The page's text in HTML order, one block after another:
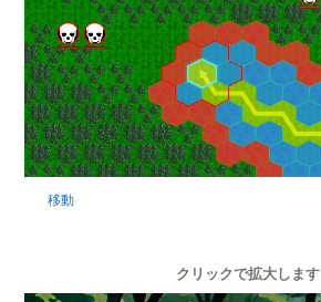
移動
クリックで拡大します